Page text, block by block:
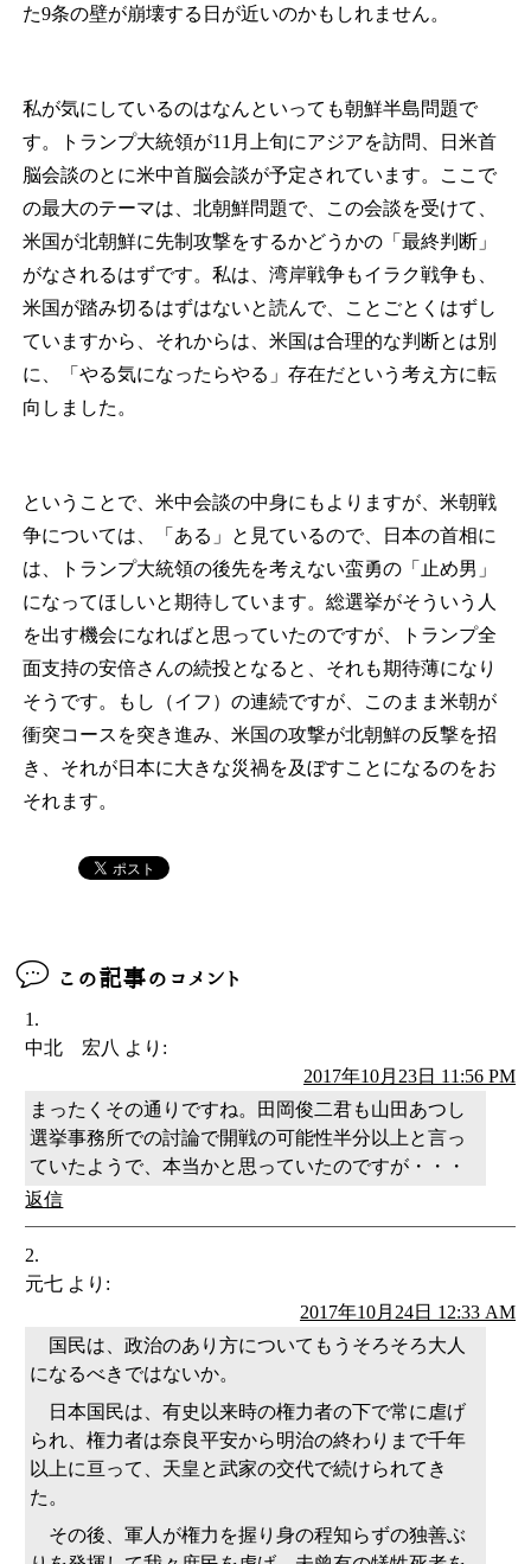
た9条の壁が崩壊する日が近いのかもしれません。
私が気にしているのはなんといっても朝鮮半島問題で
す。トランプ大統領が11月上旬にアジアを訪問、日米首
脳会談のとに米中首脳会談が予定されています。ここで
の最大のテーマは、北朝鮮問題で、この会談を受けて、
米国が北朝鮮に先制攻撃をするかどうかの「最終判断」
がなされるはずです。私は、湾岸戦争もイラク戦争も、
米国が踏み切るはずはないと読んで、ことごとくはずし
ていますから、それからは、米国は合理的な判断とは別
に、「やる気になったらやる」存在だという考え方に転
向しました。
ということで、米中会談の中身にもよりますが、米朝戦
争については、「ある」と見ているので、日本の首相に
は、トランプ大統領の後先を考えない蛮勇の「止め男」
になってほしいと期待しています。総選挙がそういう人
を出す機会になればと思っていたのですが、トランプ全
面支持の安倍さんの続投となると、それも期待薄になり
そうです。もし（イフ）の連続ですが、このまま米朝が
衝突コースを突き進み、米国の攻撃が北朝鮮の反撃を招
き、それが日本に大きな災禍を及ぼすことになるのをお
それます。
この記事のコメント
中北 宏八 より:
2017年10月23日 11:56 PM
まったくその通りですね。田岡俊二君も山田あつし
選挙事務所での討論で開戦の可能性半分以上と言っ
ていたようで、本当かと思っていたのですが・・・
返信
元七 より:
2017年10月24日 12:33 AM
国民は、政治のあり方についてもうそろそろ大人
になるべきではないか。
日本国民は、有史以来時の権力者の下で常に虐げ
られ、権力者は奈良平安から明治の終わりまで千年
以上に亘って、天皇と武家の交代で続けられてき
た。
その後、軍人が権力を握り身の程知らずの独善ぶ